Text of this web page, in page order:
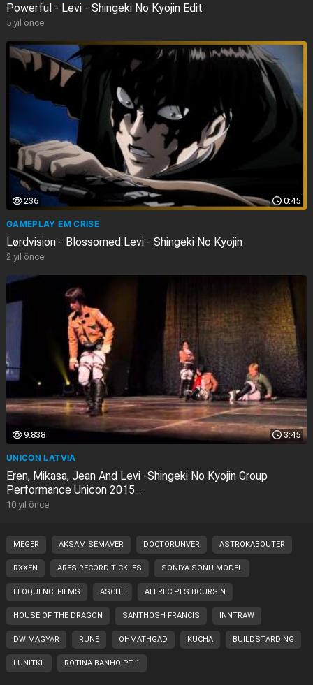
Powerful - Levi - Shingeki No Kyojin Edit
5 yıl önce
0:45
236
GAMEPLAY EM CRISE
Lørdvision - Blossomed Levi - Shingeki No Kyojin
2 yıl önce
3:45
9.838
UNICON LATVIA
Eren, Mikasa, Jean And Levi -Shingeki No Kyojin Group
Performance Unicon 2015...
10 yıl önce
MEGER AKSAM SEMAVER DOCTORUNVER ASTROKABOUTER
RXXEN ARES RECORD TICKLES SONIYA SONU MODEL
ELOQUENCEFILMS ASCHE ALLRECIPES BOURSIN
HOUSE OF THE DRAGON SANTHOSH FRANCIS INNTRAW
DW MAGYAR RUNE OHMATHGAD KUCHA BUILDSTARDING
LUNITKL ROTINA BANHO PT 1